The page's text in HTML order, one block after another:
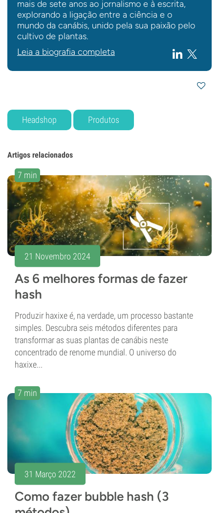
mais de sete anos ao jornalismo e à escrita,
explorando a ligação entre a ciência e o
mundo da canábis, unido pela sua paixão pelo
cultivo de plantas.
Leia a biografia completa
Headshop Produtos
Artigos relacionados
7 min
21 Novembro 2024
As 6 melhores formas de fazer
hash
Produzir haxixe é, na verdade, um processo bastante
simples. Descubra seis métodos diferentes para
transformar as suas plantas de canábis neste
concentrado de renome mundial. O universo do
haxixe...
7 min
31 Março 2022
Como fazer bubble hash (3